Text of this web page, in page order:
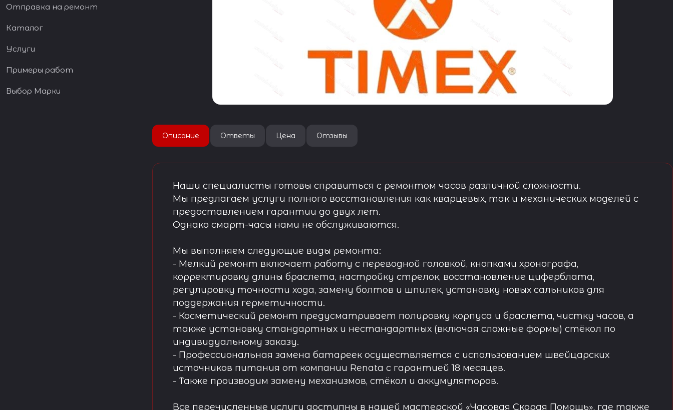
Описание Ответы Цена Отзывы
Наши специалисты готовы справиться с ремонтом часов различной сложности.
Мы предлагаем услуги полного восстановления как кварцевых, так и механических моделей с
предоставлением гарантии до двух лет.
Однако смарт-часы нами не обслуживаются.
Мы выполняем следующие виды ремонта:
- Мелкий ремонт включает работу с переводной головкой, кнопками хронографа,
корректировку длины браслета, настройку стрелок, восстановление циферблата,
регулировку точности хода, замену болтов и шпилек, установку новых сальников для
поддержания герметичности.
- Косметический ремонт предусматривает полировку корпуса и браслета, чистку часов, а
также установку стандартных и нестандартных (включая сложные формы) стёкол по
индивидуальному заказу.
- Профессиональная замена батареек осуществляется с использованием швейцарских
источников питания от компании Renata с гарантией 18 месяцев.
- Также производим замену механизмов, стёкол и аккумуляторов.
Все перечисленные услуги доступны в нашей мастерской «Часовая Скорая Помощь», где также
Отправка на ремонт
Каталог
Услуги
Примеры работ
Выбор Марки